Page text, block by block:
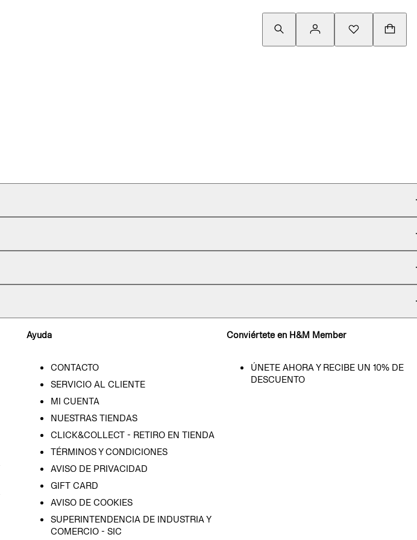
Ayuda
CONTACTO
SERVICIO AL CLIENTE
MI CUENTA
NUESTRAS TIENDAS
CLICK&COLLECT - RETIRO EN TIENDA
TÉRMINOS Y CONDICIONES
AVISO DE PRIVACIDAD
GIFT CARD
AVISO DE COOKIES
SUPERINTENDENCIA DE INDUSTRIA Y
COMERCIO - SIC
Conviértete en H&M Member
ÚNETE AHORA Y RECIBE UN 10% DE
DESCUENTO